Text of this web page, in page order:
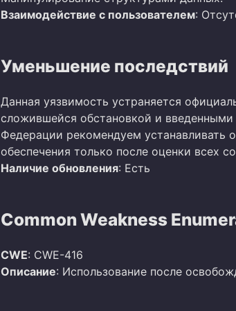
Взаимодействие с пользователем:
Уменьшение последствий
Данная уязвимость устраняется
сложившейся обстановкой и
Федерации рекомендуем устанавливать
обеспечения только после оценки всех
Наличие обновления: Есть
Common Weakness
CWE: CWE-416
Описание: Использование после